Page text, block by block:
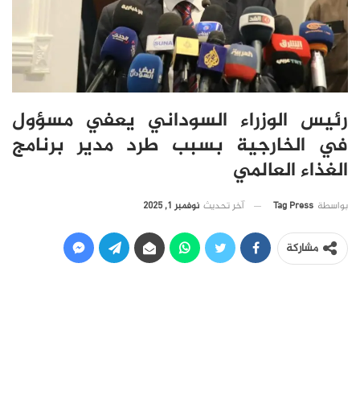
رئيس الوزراء السوداني يعفي مسؤول
في الخارجية بسبب طرد مدير برنامج
الغذاء العالمي
بواسطة Tag Press آخر تحديث نوفمبر 1, 2025
مشاركة